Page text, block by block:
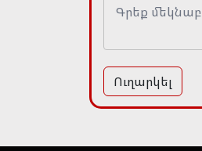
Ուղարկել